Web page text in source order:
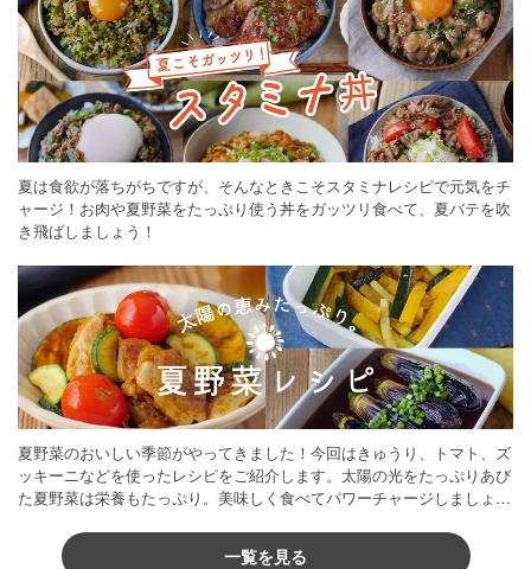
夏は食欲が落ちがちですが、そんなときこそスタミナレシピで元気をチ
ャージ！お肉や夏野菜をたっぷり使う丼をガッツリ食べて、夏バテを吹
き飛ばしましょう！
夏野菜のおいしい季節がやってきました！今回はきゅうり、トマト、ズ
ッキーニなどを使ったレシピをご紹介します。太陽の光をたっぷりあび
た夏野菜は栄養もたっぷり。美味しく食べてパワーチャージしましょう
一覧を見る